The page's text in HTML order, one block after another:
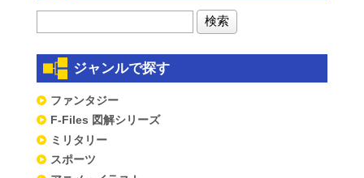
ジャンルで探す
ファンタジー
F-Files 図解シリーズ
ミリタリー
スポーツ